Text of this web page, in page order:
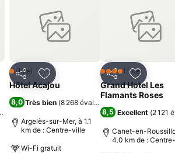
leur ombre bienveillante. La nature est
à vos besoins : des hébergements
intermédiaires, un accueil personnalisé,
autour du safran et de la vigne, etc…..
favoris
PartagerAjouter à mes favoris
1 Étoiles
Hôtel
Hôtel Acajou
8,0 Très bien (8 268 évaluations
Argelès-sur-Mer, à 1.1
km de : Centre-ville
Wi-Fi gratuit
PartagerAjouter
4 ÉtoilesHôtel
Grand Hotel Les
Flamants Roses
8,5 Excellent (2 121
Canet-en-
4.0 km de :